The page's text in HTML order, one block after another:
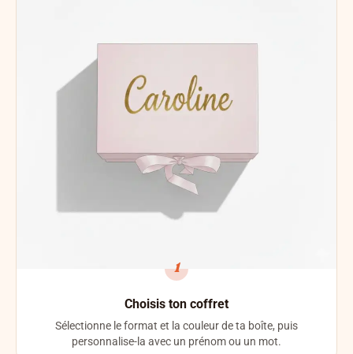
1
Choisis ton coffret
Sélectionne le format et la couleur de ta boîte, puis
personnalise-la avec un prénom ou un mot.